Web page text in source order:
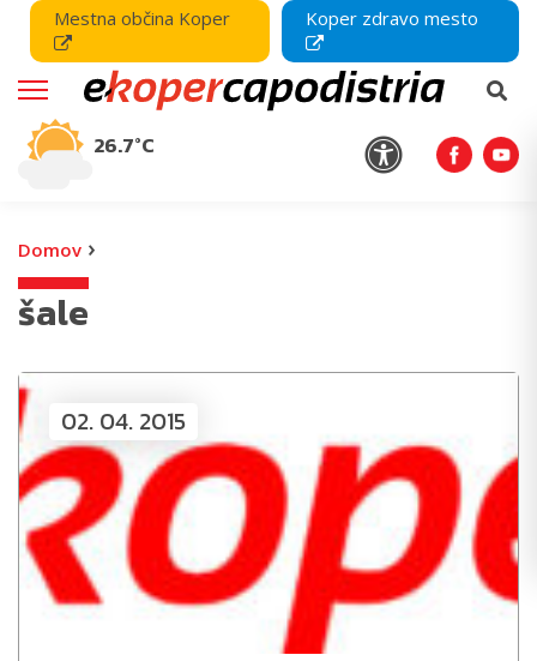
Mestna občina Koper Koper zdravo mesto
26.7°C
Domov ›
šale
02. 04. 2015